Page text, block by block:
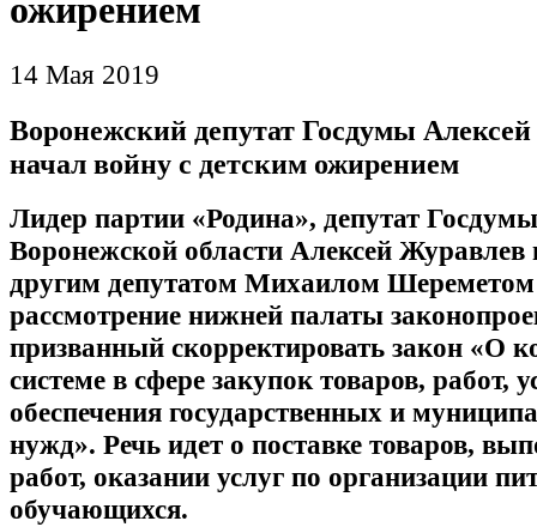
ожирением
14 Мая 2019
Воронежский депутат Госдумы
начал войну с детским ожирением
Лидер партии «Родина», депутат
Воронежской области Алексей Журавлев
другим депутатом Михаилом Шереметом
рассмотрение нижней палаты
призванный скорректировать закон «О
системе в сфере закупок товаров, работ,
обеспечения государственных и
нужд». Речь идет о поставке товаров,
работ, оказании услуг по организации
обучающихся.